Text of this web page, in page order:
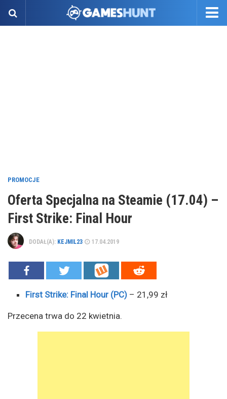
PROMOCJE
Oferta Specjalna na Steamie (17.04) –
First Strike: Final Hour
DODAŁ(A): KEJMIL23 17.04.2019
First Strike: Final Hour (PC) – 21,99 zł
Przecena trwa do 22 kwietnia.